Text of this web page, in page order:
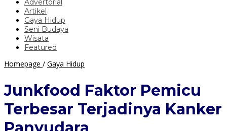
Advertorial
Artikel
Gaya Hidup
Seni Budaya
Wisata
Featured
Homepage / Gaya Hidup
Pemicu
Terbesar
Terjadinya
Kanker
Junkfood Faktor Pemicu
Terbesar Terjadinya Kanker